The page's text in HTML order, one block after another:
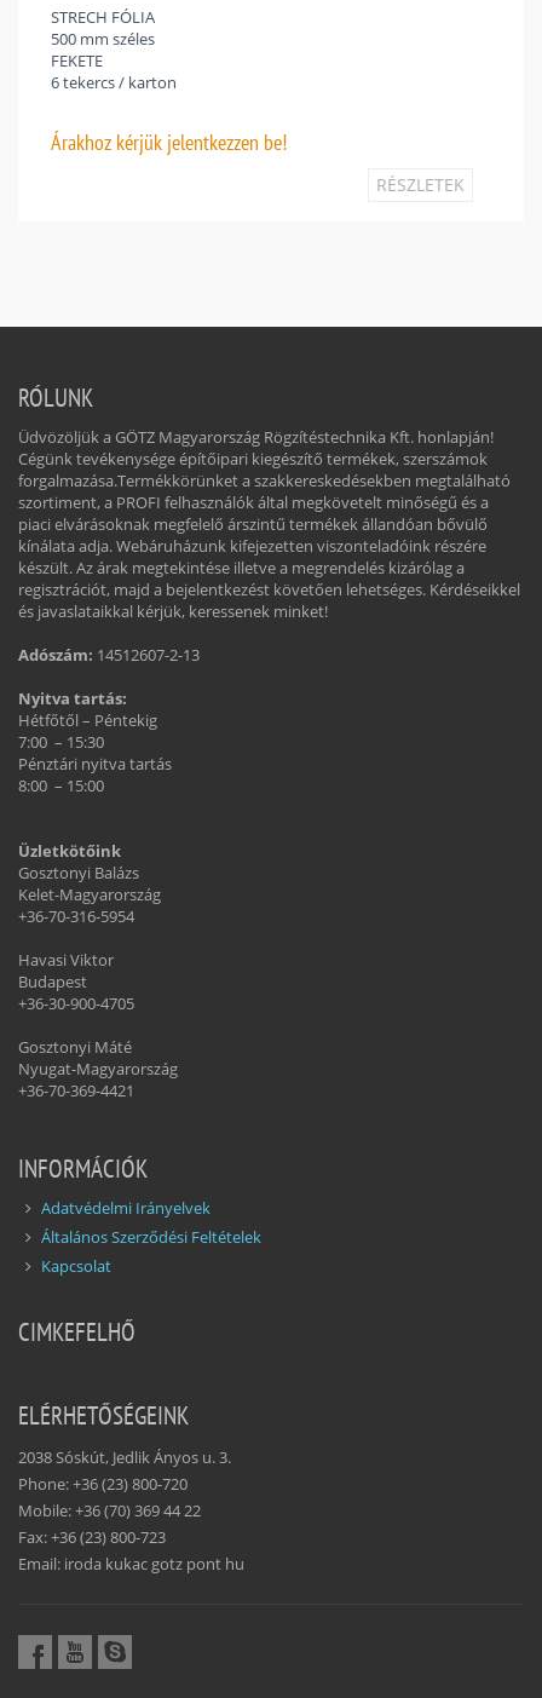
STRECH FÓLIA
500 mm széles
FEKETE
6 tekercs / karton
Árakhoz kérjük jelentkezzen be!
RÉSZLETEK
RÓLUNK
Üdvözöljük a GÖTZ Magyarország Rögzítéstechnika Kft. honlapján!
Cégünk tevékenysége építőipari kiegészítő termékek, szerszámok
forgalmazása.Termékkörünket a szakkereskedésekben megtalálható
szortiment, a PROFI felhasználók által megkövetelt minőségű és a
piaci elvárásoknak megfelelő árszintű termékek állandóan bővülő
kínálata adja. Webáruházunk kifejezetten viszonteladóink részére
készült. Az árak megtekintése illetve a megrendelés kizárólag a
regisztrációt, majd a bejelentkezést követően lehetséges. Kérdéseikkel
és javaslataikkal kérjük, keressenek minket!
Adószám: 14512607-2-13
Nyitva tartás:
Hétfőtől – Péntekig
7:00 – 15:30
Pénztári nyitva tartás
8:00 – 15:00
Üzletkötőink
Gosztonyi Balázs
Kelet-Magyarország
+36-70-316-5954
Havasi Viktor
Budapest
+36-30-900-4705
Gosztonyi Máté
Nyugat-Magyarország
+36-70-369-4421
INFORMÁCIÓK
Adatvédelmi Irányelvek
Általános Szerződési Feltételek
Kapcsolat
CIMKEFELHŐ
ELÉRHETŐSÉGEINK
2038 Sóskút, Jedlik Ányos u. 3.
Phone: +36 (23) 800-720
Mobile: +36 (70) 369 44 22
Fax: +36 (23) 800-723
Email: iroda kukac gotz pont hu